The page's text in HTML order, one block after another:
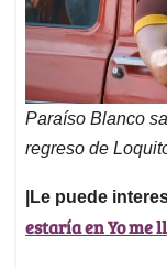
Paraíso Blanco
regreso de
|Le puede
estaría en Yo me